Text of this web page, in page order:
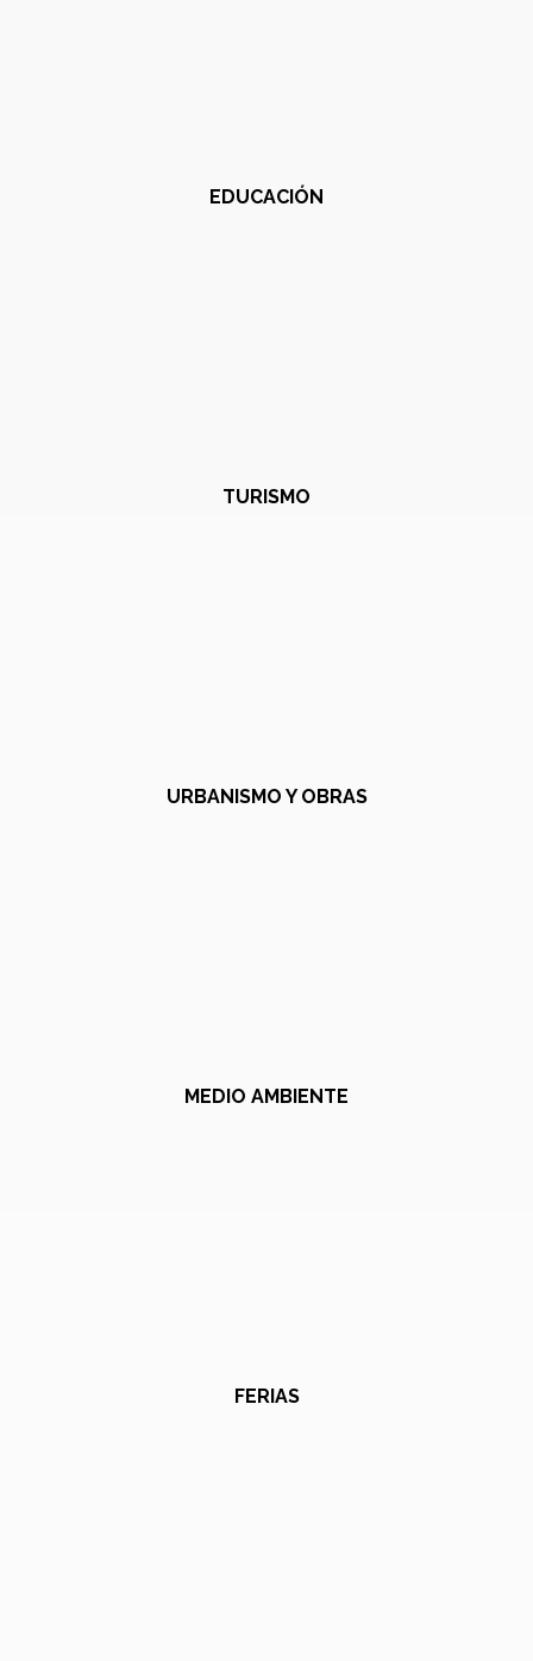
EDUCACIÓN
TURISMO
URBANISMO Y OBRAS
MEDIO AMBIENTE
FERIAS